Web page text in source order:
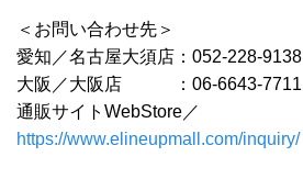
＜お問い合わせ先＞
愛知／名古屋大須店：052-228-9138
大阪／大阪店 ：06-6643-7711
通販サイトWebStore／
https://www.elineupmall.com/inquiry/